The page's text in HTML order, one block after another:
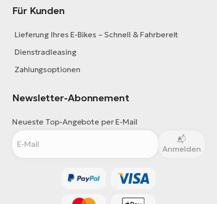
Für Kunden
Lieferung Ihres E-Bikes – Schnell & Fahrbereit
Dienstradleasing
Zahlungsoptionen
Newsletter-Abonnement
Neueste Top-Angebote per E-Mail
Anmelden